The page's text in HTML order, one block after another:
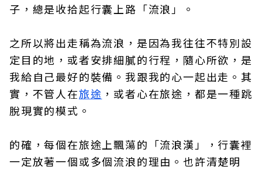
子，總是收拾起行囊上路「流浪」。
之所以將出走稱為流浪，是因為我往往不特別設
定目的地，或者安排細膩的行程，隨心所欲，是
我給自己最好的裝備。我跟我的心一起出走。其
實，不管人在旅途 ，或者心在旅途，都是一種跳
脫現實的模式。
的確，每個在旅途上飄蕩的「流浪漢」，行囊裡
一定放著一個或多個流浪的理由。也許清楚明